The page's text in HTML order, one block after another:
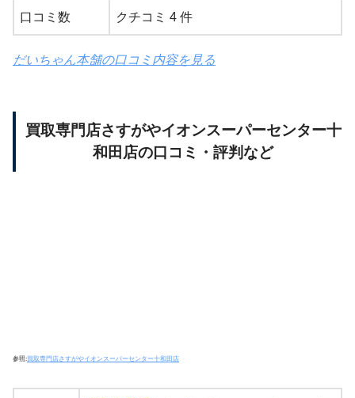
口コミ数 クチコミ 4 件
だいちゃん本舗の口コミ内容を見る
買取専門店さすがやイオンスーパーセンター十
和田店の口コミ・評判など
参照:買取専門店さすがやイオンスーパーセンター十和田店